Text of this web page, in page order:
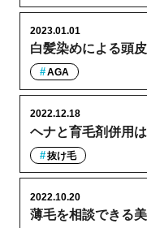
白髪染めによる頭
2023.01.01
AGA
ヘナと育毛剤併用
2022.12.18
抜け毛
薄毛を相談できる
2022.10.20